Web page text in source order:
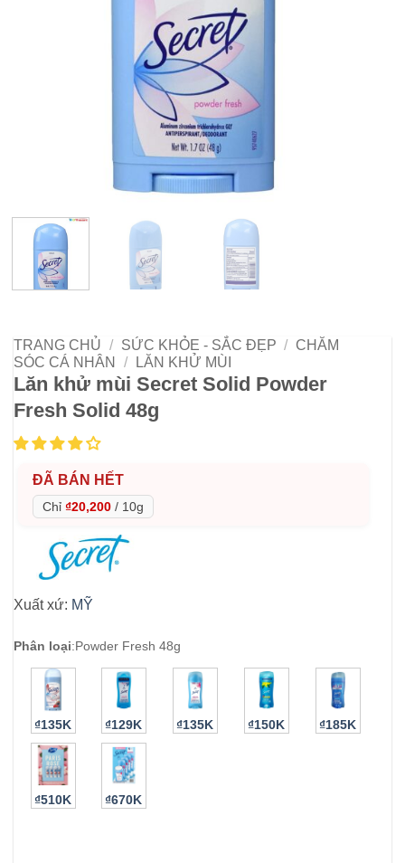
TRANG CHỦ / SỨC KHỎE - SẮC ĐẸP / CHĂM
SÓC CÁ NHÂN
/ LĂN KHỬ MÙI
Lăn khử mùi Secret Solid Powder
Fresh Solid 48g
ĐÃ BÁN HẾT
Chỉ ₫20,200 / 10g
Xuất xứ: MỸ
Phân loại:Powder Fresh 48g
₫135K ₫129K ₫135K ₫150K ₫185K
₫510K ₫670K